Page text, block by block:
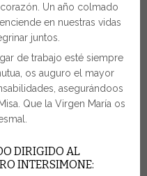
Un año colmado
en nuestras vidas
juntos.
de trabajo esté siempre
os auguro el mayor
asegurándoos
Que la Virgen María os
DIRIGIDO AL
INTERSIMONE: